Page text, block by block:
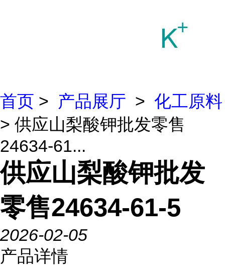
首页 > 产品展厅 > 化工原料
> 供应山梨酸钾批发零售
24634-61...
供应山梨酸钾批发
零售24634-61-5
2026-02-05
产品详情